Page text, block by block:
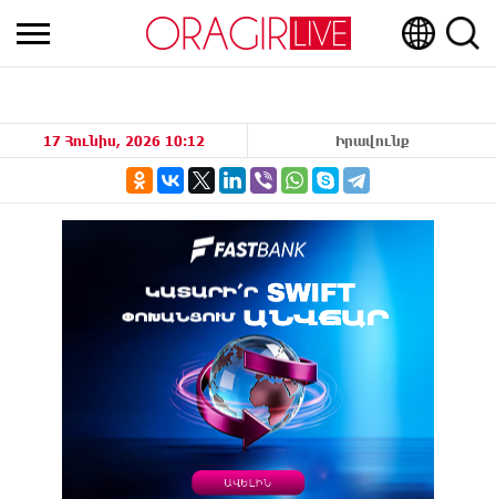
17 Հունիս, 2026 10:12 Իրավունք